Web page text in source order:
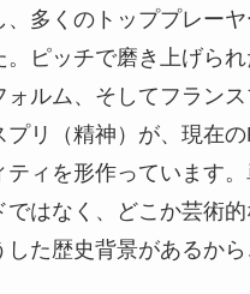
、多くのトッププレーヤ
。ピッチで磨き上げら
ォルム、そしてフラン
プリ（精神）が、現在
ティを形作っています
ではなく、どこか芸術
した歴史背景があるか